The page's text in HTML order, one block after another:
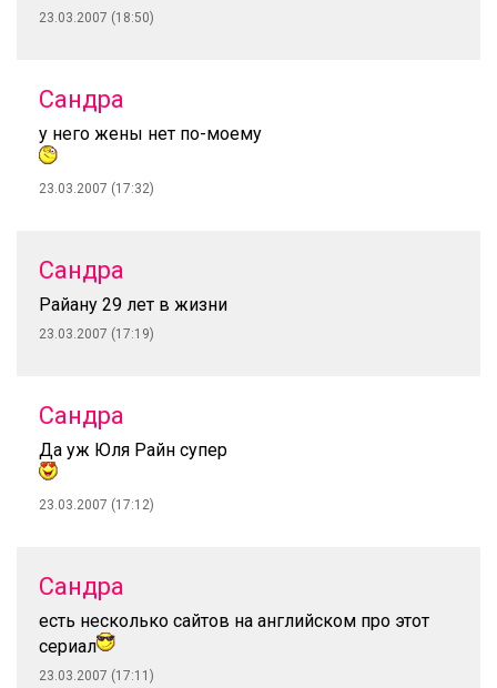
23.03.2007 (18:50)
Сандра
у него жены нет по-моему
23.03.2007 (17:32)
Сандра
Райану 29 лет в жизни
23.03.2007 (17:19)
Сандра
Да уж Юля Райн супер
23.03.2007 (17:12)
Сандра
есть несколько сайтов на английском про этот
сериал
23.03.2007 (17:11)